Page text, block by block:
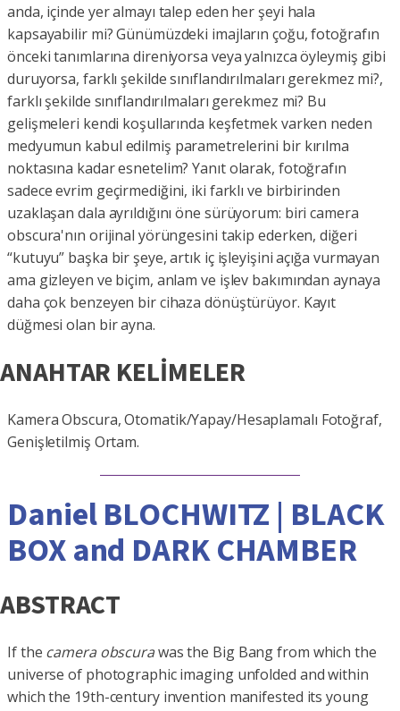
anda, içinde yer almayı talep eden her şeyi hala
kapsayabilir mi? Günümüzdeki imajların çoğu, fotoğrafın
önceki tanımlarına direniyorsa veya yalnızca öyleymiş gibi
duruyorsa, farklı şekilde sınıflandırılmaları gerekmez mi?,
farklı şekilde sınıflandırılmaları gerekmez mi? Bu
gelişmeleri kendi koşullarında keşfetmek varken neden
medyumun kabul edilmiş parametrelerini bir kırılma
noktasına kadar esnetelim? Yanıt olarak, fotoğrafın
sadece evrim geçirmediğini, iki farklı ve birbirinden
uzaklaşan dala ayrıldığını öne sürüyorum: biri camera
obscura'nın orijinal yörüngesini takip ederken, diğeri
“kutuyu” başka bir şeye, artık iç işleyişini açığa vurmayan
ama gizleyen ve biçim, anlam ve işlev bakımından aynaya
daha çok benzeyen bir cihaza dönüştürüyor. Kayıt
düğmesi olan bir ayna.
ANAHTAR KELİMELER
Kamera Obscura, Otomatik/Yapay/Hesaplamalı Fotoğraf,
Genişletilmiş Ortam.
Daniel BLOCHWITZ | BLACK
BOX and DARK CHAMBER
ABSTRACT
If the camera obscurawas the Big Bang from which the
universe of photographic imaging unfolded and within
which the 19th-century invention manifested its young